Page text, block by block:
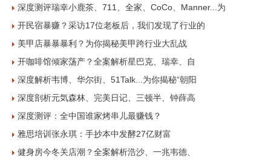
深度测评瑞幸小鹿茶、711、全家、CoCo、Manner...为
开民宿暴赚？采访17位老板后，我们发现了行业的
美甲店暴暴暴利？为你揭秘美甲跨行业大乱战
开咖啡馆倾家荡产？全案解析星巴克、瑞幸、自
深度解析韦博、华尔街、51Talk...为你揭秘“朝阳
深度剖析元気森林、完美日记、三顿半、钟薛高
深度测评：全中国谁家烤串儿最赚钱？
雅思培训张永琪：手抄本中发酵27亿财富
健身房今冬关店潮？全案解析浩沙、一兆韦德、